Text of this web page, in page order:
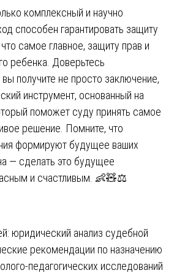
комплексный и научно
способен гарантировать защиту
самое главное, защиту прав и
ребенка. Доверьтесь
получите не просто заключение,
инструмент, основанный на
поможет суду принять самое
решение. Помните, что
формируют будущее ваших
— сделать это будущее
и счастливым. 👶🧸⚖️
юридический анализ судебной
рекомендации по назначению
педагогических исследований